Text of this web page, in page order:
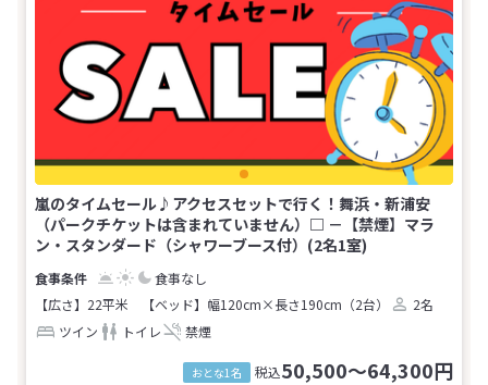
嵐のタイムセール♪アクセスセットで行く！舞浜・新浦安
（パークチケットは含まれていません）□ －【禁煙】マラ
ン・スタンダード（シャワーブース付）(2名1室)
食事なし
【広さ】22平米
【ベッド】幅120cm×長さ190cm（2台）
2名
ツイン
トイレ 禁煙
おとな1名 税込50,500～64,300円